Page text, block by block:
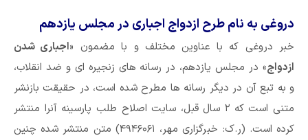
دروغی به نام طرح ازدواج اجباری در مجلس یازدهم
خبر دروغی که با عناوین مختلف و با مضمون «اجباری شدن
ازدواج» در مجلس یازدهم، در رسانه های زنجیره ای و ضد انقلاب،
و به تبع آن در دیگر رسانه ها مطرح شده است، در حقیقت بازنشر
متنی است که ۲ سال قبل، سایت اصلاح طلب پارسینه آنرا منتشر
کرده است. (ر.ک: خبرگزاری مهر، ۴۹۴۶۰۶۱) متن منتشر شده چنین